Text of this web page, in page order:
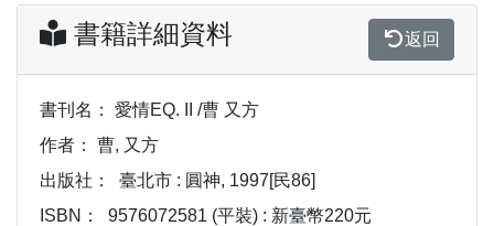
書籍詳細資料 返回
書刊名：
愛情EQ. II /曹 又方
作者：
曹, 又方
出版社：
臺北市 : 圓神, 1997[民86]
ISBN：
9576072581 (平裝) : 新臺幣220元